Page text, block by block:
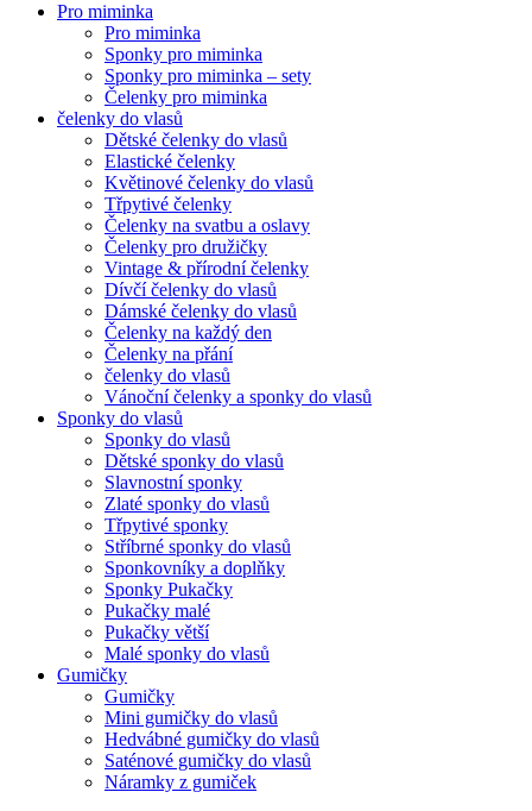
Pro miminka
Pro miminka
Sponky pro miminka
Sponky pro miminka – sety
Čelenky pro miminka
čelenky do vlasů
Dětské čelenky do vlasů
Elastické čelenky
Květinové čelenky do vlasů
Třpytivé čelenky
Čelenky na svatbu a oslavy
Čelenky pro družičky
Vintage & přírodní čelenky
Dívčí čelenky do vlasů
Dámské čelenky do vlasů
Čelenky na každý den
Čelenky na přání
čelenky do vlasů
Vánoční čelenky a sponky do vlasů
Sponky do vlasů
Sponky do vlasů
Dětské sponky do vlasů
Slavnostní sponky
Zlaté sponky do vlasů
Třpytivé sponky
Stříbrné sponky do vlasů
Sponkovníky a doplňky
Sponky Pukačky
Pukačky malé
Pukačky větší
Malé sponky do vlasů
Gumičky
Gumičky
Mini gumičky do vlasů
Hedvábné gumičky do vlasů
Saténové gumičky do vlasů
Náramky z gumiček